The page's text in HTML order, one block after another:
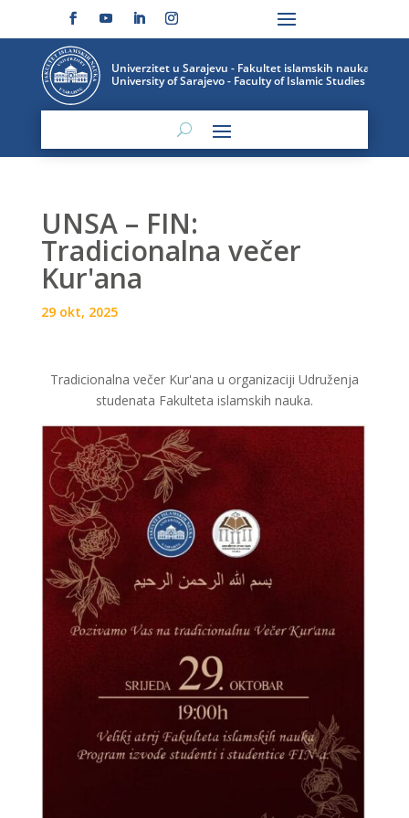
UNSA – FIN:
Tradicionalna večer
Kur'ana
29 okt, 2025
Tradicionalna večer Kur'ana u organizaciji Udruženja
studenata Fakulteta islamskih nauka.